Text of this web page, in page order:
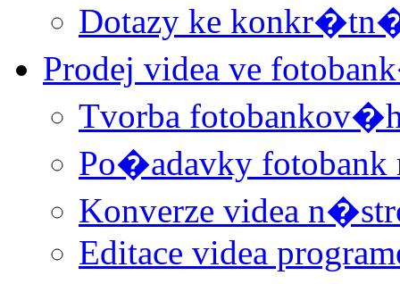
Dotazy ke
Prodej videa ve
Tvorba
Po�adavky
Konverze videa
Editace videa